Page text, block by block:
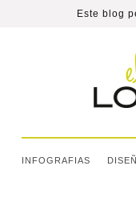
Este blog
INFOGRAFIAS